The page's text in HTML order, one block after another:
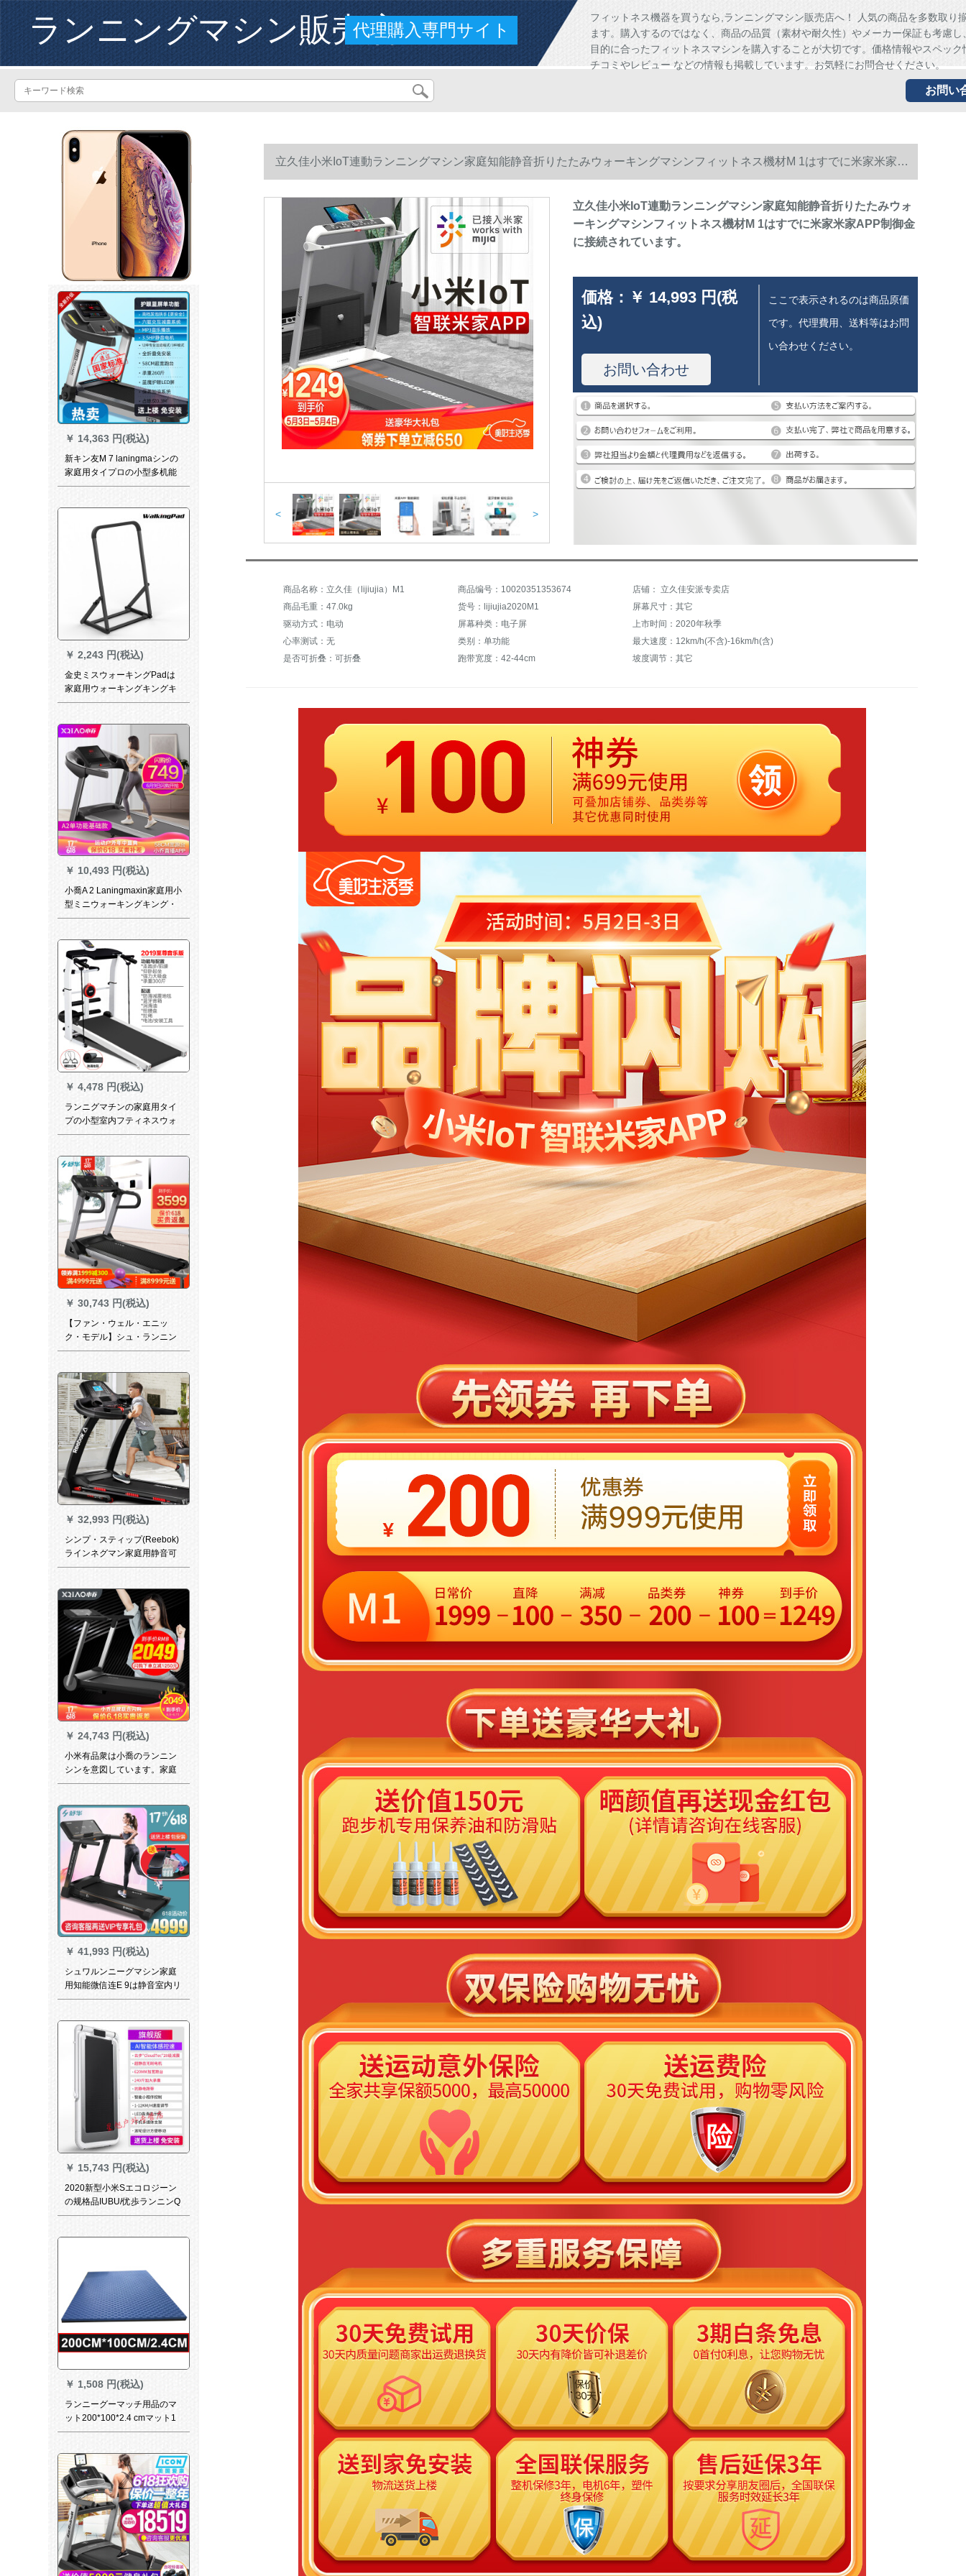
ランニングマシン販売店代理購入専門サイト
フィットネス機器を買うなら,ランニングマシン販売店へ！ 人気の商品を多数取り
ます。購入するのではなく、商品の品質（素材や耐久性）やメーカー保証も考慮し
目的に合ったフィットネスマシンを購入することが大切です。価格情報やスペック
チコミやレビュー などの情報も掲載しています。お気軽にお問合せください。
お問い
￥ 14,363 円(税込)
新キン友M 7 laningmaシンの
家庭用タイプロの小型多机能
超静音折りたたたたみみみニ
アイブリング単/六駆ダンピグ-
￥ 2,243 円(税込)
金史ミスウォーキングPadは
家庭用ウォーキングキングキ
ングプラン専门の手を折り畳
￥ 10,493 円(税込)
小喬A 2 Laningmaxin家庭用小
型ミニウォーキングキング・
シンシン静音ダンピング电动
トリングマシンA 2 Bluetooth
model-単机能-基础モダリル
￥ 4,478 円(税込)
ランニグマチンの家庭用タイ
プの小型室内フティネスウォ
ーの简易ミニ多机能静音器材
303音楽黒
￥ 30,743 円(税込)
【ファン・ウェル・エニッ
ク・モデル】シュ・ランニン
グ・マンシンファミリー用E 6
イイスポーツスポーツ健康ア
プリコット室内フュートマシ
ンフュージョン
￥ 32,993 円(税込)
シンプ・スティップ(Reebok)
ラインネグマン家庭用静音可
折震運動フーティーネマシン
￥ 24,743 円(税込)
小米有品衆は小喬のランニン
シンを意図しています。家庭
用折りたたたみ式の超静音ダ
ーキングキング3 Pro 63 CM走
台
￥ 41,993 円(税込)
シュワルンニーグマシン家庭
用知能微信连E 9は静音室内リ
フィットネ器材SH-T 5100 E 9
むつとする。
￥ 15,743 円(税込)
2020新型小米Sエコロジーン
の规格品IUBU/优歩ランニンQ
7家庭用小型折りたたたみ式室
￥ 1,508 円(税込)
ランニーグーマッチ用品のマ
ット200*100*2.4 cmマット1
冊
立久佳小米IoT連動ランニングマシン家庭知能静音折りたたみウォーキングマシンフィットネス機材M 1はすでに米家米家
APP制御金に接続されています。
< >
立久佳小米IoT連動ランニングマシン家庭知能静音折りたたみウォ
ーキングマシンフィットネス機材M 1はすでに米家米家APP制御金
に接続されています。
価格： ￥ 14,993 円(税
込)
お問い合わせ
ここで表示されるのは商品原価
です。代理費用、送料等はお問
い合わせください。
商品名称：立久佳（lijiujia）M1 商品编号：10020351353674
店铺： 立久佳安派专卖店
商品毛重：47.0kg
货号：lijiujia2020M1
屏幕尺寸：其它
驱动方式：电动
屏幕种类：电子屏
上市时间：2020年秋季
心率测试：无
类别：单功能
最大速度：12km/h(不含)-16km/h(含)
是否可折叠：可折叠
跑带宽度：42-44cm 坡度调节：其它